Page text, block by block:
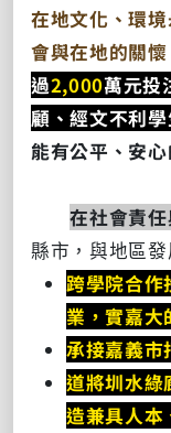
在地文化、環
會與在地的關懷
過2,000萬元投
顧、經文不利
能有公平、安
在社會責
縣市，與地區發
跨學院合作
業，實嘉大
承接嘉義市
道將圳水綠
造兼具人本